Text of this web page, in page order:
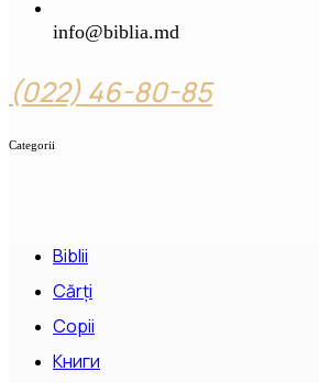
info@biblia.md
(022) 46-80-85
Categorii
Biblii
Cărți
Copii
Книги